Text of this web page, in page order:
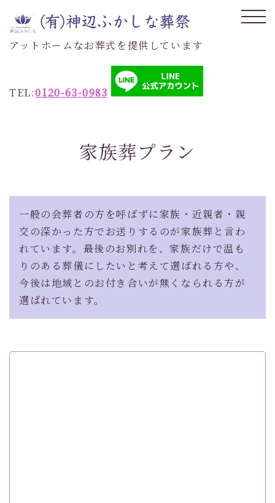
アットホームなお葬式を提供しています
TEL:0120-63-0983
家族葬プラン
一般の会葬者の方を呼ばずに家族・近親者・親
交の深かった方でお送りするのが家族葬と言わ
れています。最後のお別れを、家族だけで温も
りのある葬儀にしたいと考えて選ばれる方や、
今後は地域とのお付き合いが無くなられる方が
選ばれています。